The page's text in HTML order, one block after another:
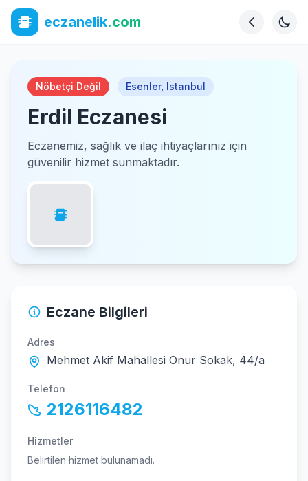
eczanelik.com
Nöbetçi Değil Esenler, Istanbul
Erdil Eczanesi
Eczanemiz, sağlık ve ilaç ihtiyaçlarınız için
güvenilir hizmet sunmaktadır.
Eczane Bilgileri
Adres
Mehmet Akif Mahallesi Onur Sokak, 44/a
Telefon
2126116482
Hizmetler
Belirtilen hizmet bulunamadı.